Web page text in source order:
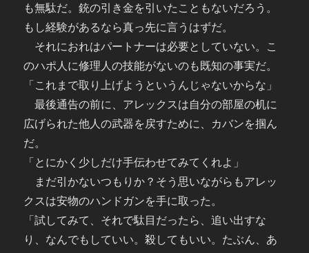
も無駄だ。銃の引き金を引いたこともないだろう。
もし経験があるなら真っ先に言うはずだ。
それにおれはパートナーは必要としていない。こ
のハポ人に修理人の技能がないのも既知の事実だ。
「これまで取り上げようというんじゃないからな」
最後通告の前に、アレックスは自分の部屋の机に
広げられた他人の武器を戻すために、カバンを掴ん
だ。
「とにかく少しだけ手伝わせてみてくれよ」
まだ引かないつもりか？そう思いながらもアレッ
クスは安物のハンドガンを手に取った。
「試してみて、それで駄目だったら、追い出すな
り、なんでもしていい。殺してもいい。たぶん、あ